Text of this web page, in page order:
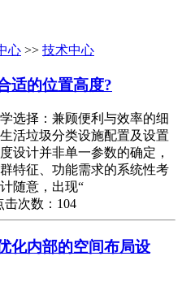
心 >> 技术中心
适的位置高度?
选择：兼顾便利与效率的细
活垃圾分类设施配置及设置
设计并非单一参数的确定，
特征、功能需求的系统性考
随意，出现“
次数：104
化内部的空间布局设